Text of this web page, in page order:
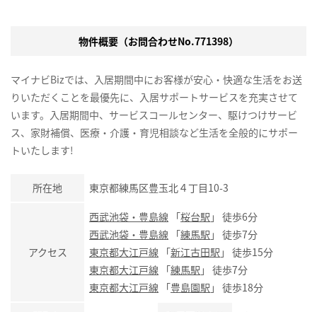
物件概要（お問合わせNo.771398）
マイナビBizでは、入居期間中にお客様が安心・快適な生活をお送
りいただくことを最優先に、入居サポートサービスを充実させて
います。入居期間中、サービスコールセンター、駆けつけサービ
ス、家財補償、医療・介護・育児相談など生活を全般的にサポー
トいたします!
所在地 東京都練馬区豊玉北４丁目10-3
アクセス
西武池袋・豊島線 「桜台駅 」 徒歩6分
西武池袋・豊島線 「練馬駅 」 徒歩7分
東京都大江戸線 「新江古田駅 」 徒歩15分
東京都大江戸線 「練馬駅 」 徒歩7分
東京都大江戸線 「豊島園駅 」 徒歩18分